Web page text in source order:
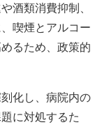
酒類消費抑制、
喫煙とアルコー
るため、政策的
化し、病院内の
に対処するた